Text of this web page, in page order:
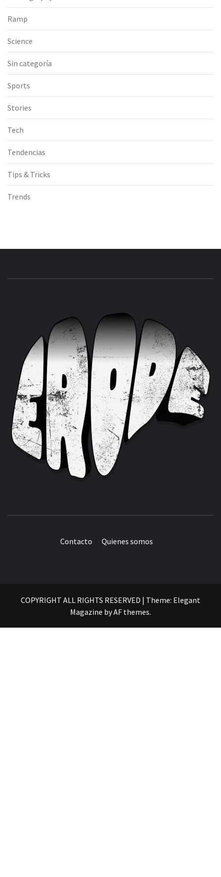
Ramp
Science
Sin categoría
Sports
Stories
Tech
Tendencias
Tips & Tricks
Trends
Contacto Quienes somos
COPYRIGHT ALL RIGHTS RESERVED | Theme: Elegant
Magazine byAF themes.